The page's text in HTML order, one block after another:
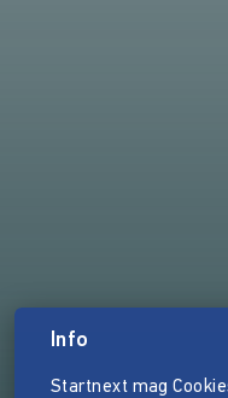
Info
Startnext mag